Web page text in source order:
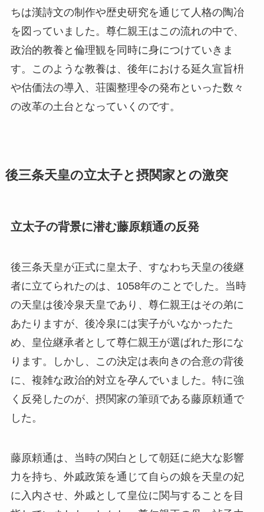
ちは漢詩文の制作や歴史研究を通じて人格の陶冶
を図っていました。尊仁親王はこの流れの中で、
政治的教養と倫理観を同時に身につけていきま
す。このような教養は、後年における延久宣旨枡
や估価法の導入、荘園整理令の発布といった数々
の改革の土台となっていくのです。
後三条天皇の立太子と摂関家との激突
立太子の背景に潜む藤原頼通の反発
後三条天皇が正式に皇太子、すなわち天皇の後継
者に立てられたのは、1058年のことでした。当時
の天皇は後冷泉天皇であり、尊仁親王はその弟に
あたりますが、後冷泉には実子がいなかったた
め、皇位継承者として尊仁親王が選ばれた形にな
ります。しかし、この決定は表向きの合意の背後
に、複雑な政治的対立を孕んでいました。特に強
く反発したのが、摂関家の筆頭である藤原頼通で
した。
藤原頼通は、当時の関白として朝廷に絶大な影響
力を持ち、外戚政策を通じて自らの娘を天皇の妃
に入内させ、外戚として皇位に関与することを目